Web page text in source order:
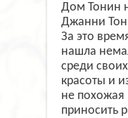
Дом Тонин
Джанни
За это
нашла
среди
красоты и
не похожая
приносить